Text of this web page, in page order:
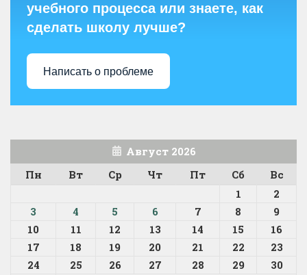
учебного процесса или знаете, как
сделать школу лучше?
Написать о проблеме
Август 2026
Пн
Вт Ср Чт Пт Сб
Вс
1
2
3
4 5 6 7 8
9
10
11 12 13 14 15
16
17
18 19 20 21 22
23
24
25 26 27 28 29
30